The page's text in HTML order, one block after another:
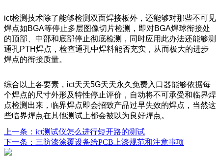
ict检测技术除了能够检测双面焊接板外，还能够对那些不可见
焊点如BGA等停止多层图像切片检测，即对BGA焊球衔接处
的顶部、中部和底部停止彻底检测，同时应用此办法还能够测
通孔PTH焊点，检查通孔中焊料能否充实，从而极大的进步
焊点的衔接质量。
综合以上各要素，ict天天5G天天永久免费入口器能够依据每
个焊点的尺寸外形及特性停止评价，自动将不可承受和临界焊
点检测出来，临界焊点即会招致产品过早失效的焊点，当然这
些临界焊点在其他测试上都会被以为良好焊点。
上一条：ict测试仪怎么进行短开路的测试
下一条：三防漆涂覆设备给PCB上漆规范和注意事项